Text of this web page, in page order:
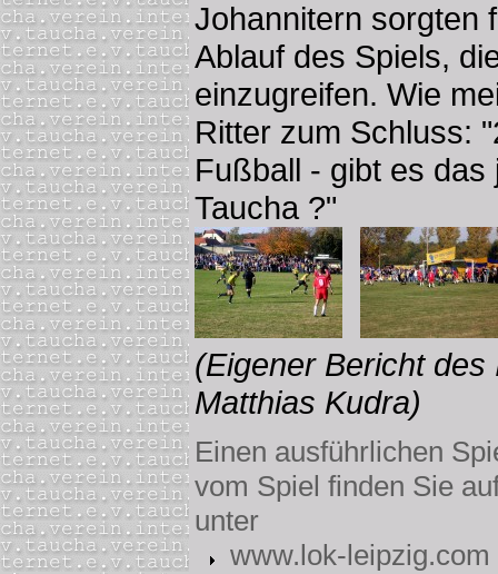
Johannitern sorgten
Ablauf des Spiels,
einzugreifen. Wie
Ritter zum Schluss:
Fußball - gibt es
Taucha ?"
(Eigener Bericht des
Matthias Kudra)
Einen ausführlichen
vom Spiel finden Sie
unter
www.lok-leipzig.com